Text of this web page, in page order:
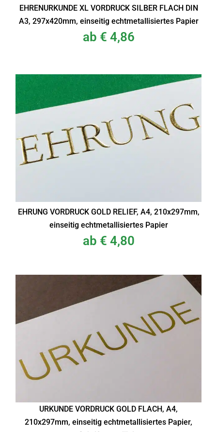
EHRENURKUNDE XL VORDRUCK SILBER FLACH DIN
A3, 297x420mm, einseitig echtmetallisiertes Papier
ab € 4,86
EHRUNG VORDRUCK GOLD RELIEF, A4, 210x297mm,
einseitig echtmetallisiertes Papier
ab € 4,80
URKUNDE VORDRUCK GOLD FLACH, A4,
210x297mm, einseitig echtmetallisiertes Papier,